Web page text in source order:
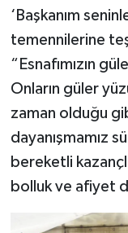
‘Başkanım
temennilerine
“Esnafımızın
Onların güler
zaman olduğu
dayanışmamız
bereketli
bolluk ve afiyet